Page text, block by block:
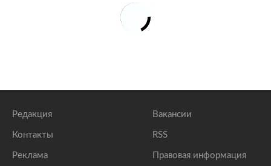
Редакция
Контакты
Реклама
Вакансии
RSS
Правовая информация